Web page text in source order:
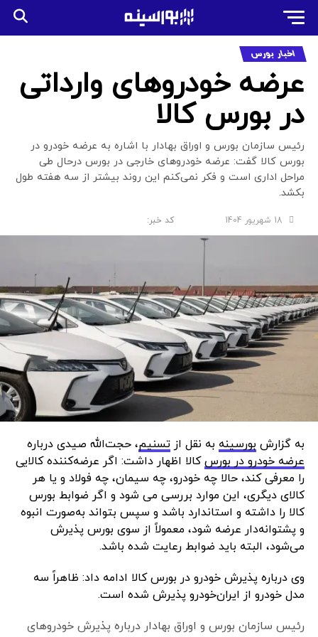
اخبار بورس
عرضه خودروهای وارداتی
در بورس کالا
رئیس سازمان بورس و اوراق بهادار با اشاره به عرضه خودرو در
بورس کالا گفت: عرضه خودروهای خارجی در بورس درحال طی
مراحل اداری است و فکر نمی‌کنم این روند بیشتر از سه هفته طول
بکشد.
18 شهریور 1404
به گزارش بورسینه به نقل از تسنیم، حجت‌الله صیدی درباره
عرضه خودرو در بورسکالا اظهار داشت: اگر عرضه‌کننده کالایی
را معرفی کند، حالا چه خودرو، چه سیمان، چه فولاد و یا هر
کالای دیگری، این موارد بررسی می شود و اگر ضوابط بورس
کالا را داشته و استاندارد باشد و سپس بتواند به‌صورت انبوه
و پشتوانه‌دار عرضه شود، معمولاً از سوی بورس پذیرش
می‌‌شود، البته باید ضوابط رعایت شده باشد.
وی درباره پذیرش خودرو در بورس کالا ادامه داد: ظاهراً سه
مدل‌ خودرو از ایران‌خودرو پذیرش شده است.
رئیس سازمان بورس و اوراق بهادار درباره پذیرش خودروهای